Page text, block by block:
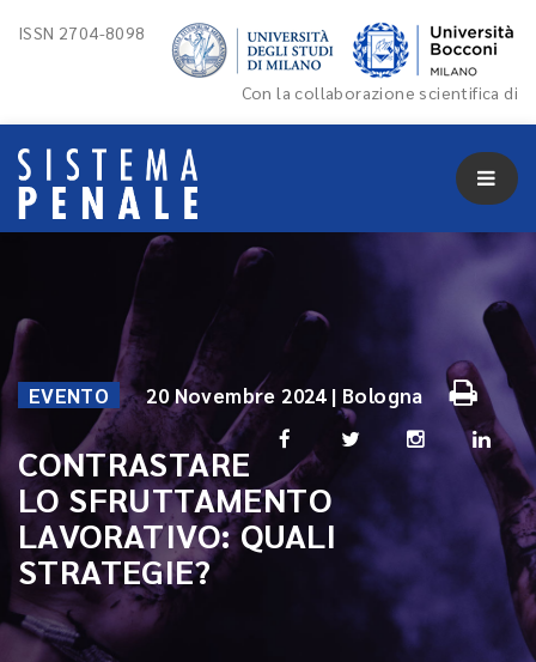
ISSN 2704-8098
Con la collaborazione scientifica di
EVENTO 20 Novembre 2024 | Bologna
CONTRASTARE
LO SFRUTTAMENTO
LAVORATIVO: QUALI
STRATEGIE?